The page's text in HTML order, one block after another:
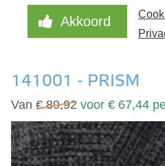
Akkoord
ONLINE
FORBO FLOTEX
141001 - PRISM
Van € 89,92 voor € 67,44